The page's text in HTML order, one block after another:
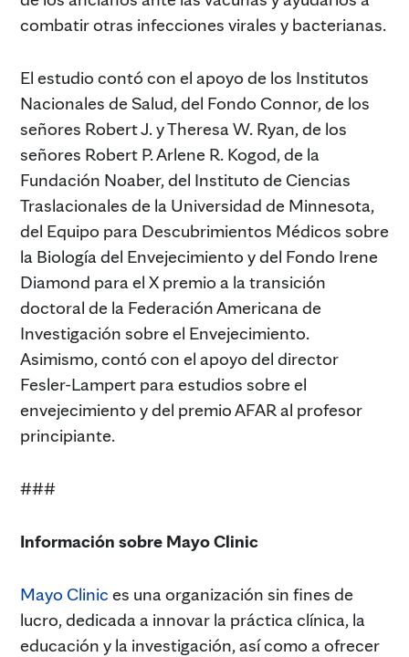
combatir otras infecciones virales y bacterianas.
El estudio contó con el apoyo de los Institutos
Nacionales de Salud, del Fondo Connor, de los
señores Robert J. y Theresa W. Ryan, de los
señores Robert P. Arlene R. Kogod, de la
Fundación Noaber, del Instituto de Ciencias
Traslacionales de la Universidad de Minnesota,
del Equipo para Descubrimientos Médicos sobre
la Biología del Envejecimiento y del Fondo Irene
Diamond para el X premio a la transición
doctoral de la Federación Americana de
Investigación sobre el Envejecimiento.
Asimismo, contó con el apoyo del director
Fesler-Lampert para estudios sobre el
envejecimiento y del premio AFAR al profesor
principiante.
###
Información sobre Mayo Clinic
Mayo Clinic es una organización sin fines de
lucro, dedicada a innovar la práctica clínica, la
educación y la investigación, así como a ofrecer